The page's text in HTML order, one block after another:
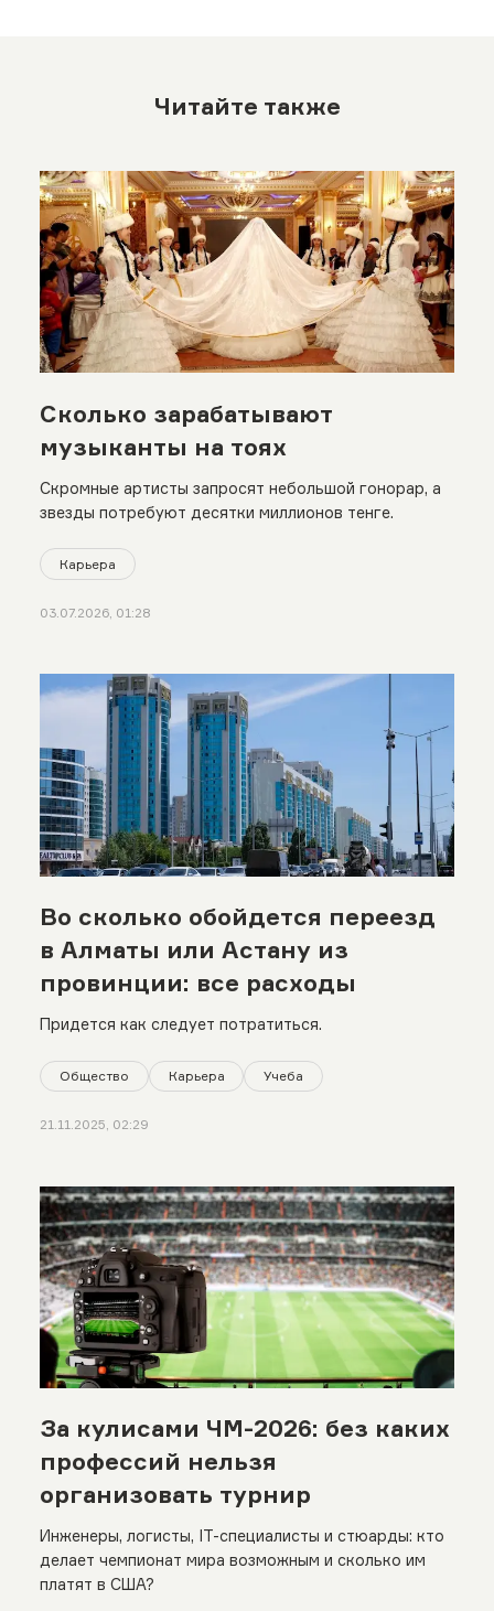
Читайте также
Сколько зарабатывают
музыканты на тоях
Скромные артисты запросят небольшой гонорар, а
звезды потребуют десятки миллионов тенге.
Карьера
03.07.2026, 01:28
Во сколько обойдется переезд
в Алматы или Астану из
провинции: все расходы
Придется как следует потратиться.
Общество Карьера Учеба
21.11.2025, 02:29
За кулисами ЧМ-2026: без каких
профессий нельзя
организовать турнир
Инженеры, логисты, IT-специалисты и стюарды: кто
делает чемпионат мира возможным и сколько им
платят в США?